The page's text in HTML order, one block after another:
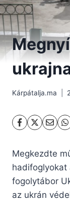
Kárpátalja.ma
Megkezdte
hadifoglyokat
fogolytábor
az ukrán